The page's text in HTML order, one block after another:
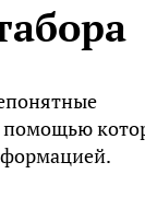
помощью